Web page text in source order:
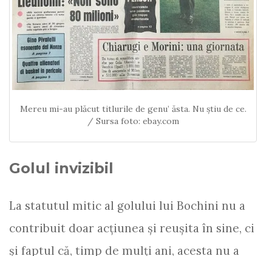
Mereu mi-au plăcut titlurile de genu’ ăsta. Nu ştiu de ce.
/ Sursa foto: ebay.com
Golul invizibil
La statutul mitic al golului lui Bochini nu a
contribuit doar acţiunea şi reuşita în sine, ci
şi faptul că, timp de mulţi ani, acesta nu a